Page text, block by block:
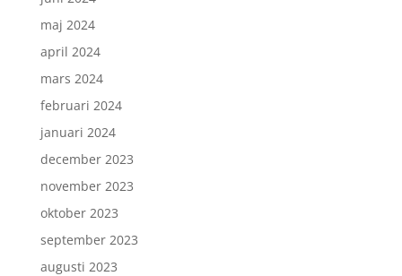
maj 2024
april 2024
mars 2024
februari 2024
januari 2024
december 2023
november 2023
oktober 2023
september 2023
augusti 2023